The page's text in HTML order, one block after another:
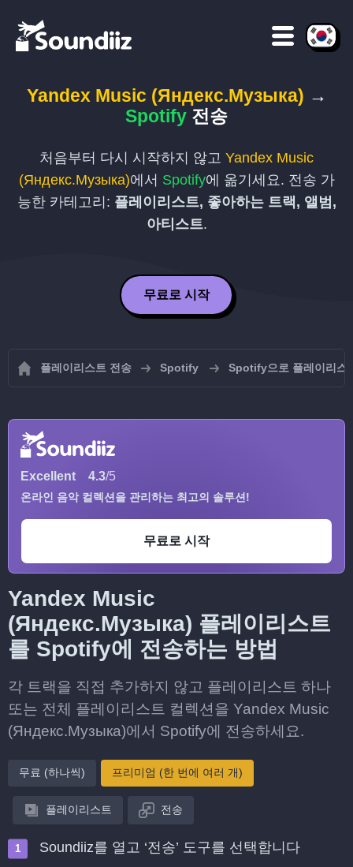
Yandex Music (Яндекс.Музыка) →
Spotify 전송
처음부터 다시 시작하지 않고 Yandex Music
(Яндекс.Музыка)에서 Spotify에 옮기세요. 전송 가
능한 카테고리: 플레이리스트, 좋아하는 트랙, 앨범,
아티스트.
무료로 시작
플레이리스트 전송 Spotify Spotify으로 플레이리스
Excellent 4.3/5
온라인 음악 컬렉션을 관리하는 최고의 솔루션!
무료로 시작
Yandex Music
(Яндекс.Музыка) 플레이리스트
를 Spotify에 전송하는 방법
각 트랙을 직접 추가하지 않고 플레이리스트 하나
또는 전체 플레이리스트 컬렉션을 Yandex Music
(Яндекс.Музыка)에서 Spotify에 전송하세요.
무료 (하나씩) 프리미엄 (한 번에 여러 개)
플레이리스트 전송
Soundiiz를 열고 ‘전송’ 도구를 선택합니다